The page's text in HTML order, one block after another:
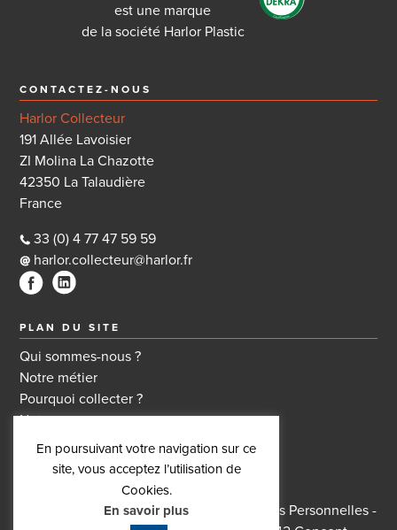
est une marque
de la société Harlor Plastic
CONTACTEZ-NOUS
Harlor Collecteur
191 Allée Lavoisier
ZI Molina La Chazotte
42350 La Talaudière
France
33 (0) 4 77 47 59 59
harlor.collecteur@harlor.fr
PLAN DU SITE
Qui sommes-nous ?
Notre métier
Pourquoi collecter ?
Notre gamme
Nos actualités
Nous contacter
Conditions générales de ventes Données Personnelles-
En poursuivant votre navigation sur ce
site, vous acceptez l’utilisation de
Cookies.
En savoir plus